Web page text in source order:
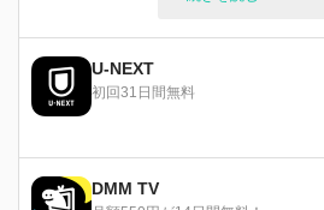
だった。なんとお互い
いたのだ！厳しい状
子供たちに自分たちの
に6人の運命は予測不
U-NEXT
初回31日間無料
DMM TV